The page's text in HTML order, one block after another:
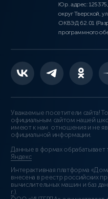
Юр. адрес:
округ Тверской,
ОКВЭД 62.01
программного
Уважаемые посетители сайта!
официальным сайтом нашей
имеют к нам отношения и не
официальной информации.
Данные в формах обрабатывает
Яндекс
Интерактивная платформа
внесена в реестр российских
вычислительных машин и баз
г.).